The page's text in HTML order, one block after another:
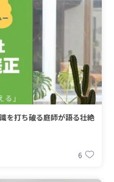
を打ち破る庭師が語る壮絶
6